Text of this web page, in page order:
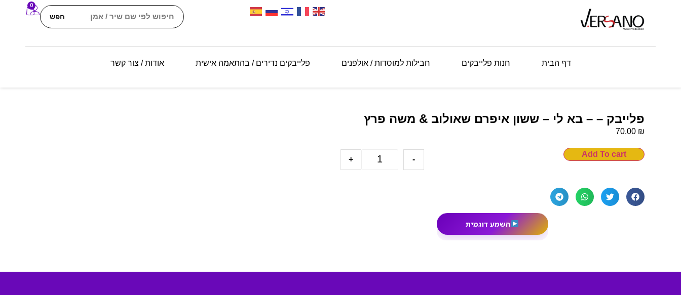
חפש
0
דף הבית חנות פלייבקים חבילות למוסדות / אולפנים פלייבקים נדירים / בהתאמה אישית אודות / צור קשר
פלייבק – – בא לי – ששון איפרם שאולוב & משה פרץ
70.00 ₪
-
+
Add To cart
השמע דוגמית